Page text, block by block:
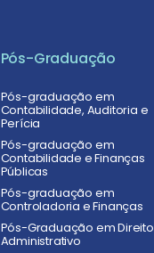
Pós-Graduação
Pós-graduação em
Contabilidade, Auditoria e
Perícia
Pós-graduação em
Contabilidade e Finanças
Públicas
Pós-graduação em
Controladoria e Finanças
Pós-Graduação em Direito
Administrativo